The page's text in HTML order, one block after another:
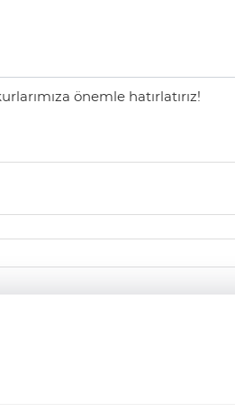
önemle hatırlatırız!